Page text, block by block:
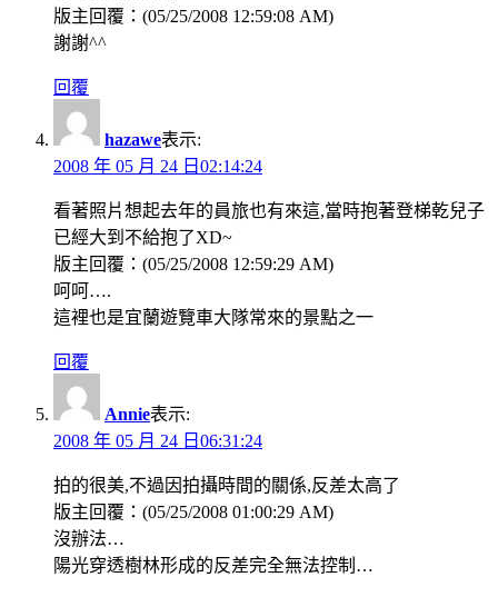
版主回覆：(05/25/2008 12:59:08 AM)
謝謝^^
回覆
hazawe表示:
2008 年 05 月 24 日02:14:24
看著照片想起去年的員旅也有來這,當時抱著登梯乾兒子
已經大到不給抱了XD~
版主回覆：(05/25/2008 12:59:29 AM)
呵呵….
這裡也是宜蘭遊覽車大隊常來的景點之一
回覆
Annie表示:
2008 年 05 月 24 日06:31:24
拍的很美,不過因拍攝時間的關係,反差太高了
版主回覆：(05/25/2008 01:00:29 AM)
沒辦法…
陽光穿透樹林形成的反差完全無法控制…